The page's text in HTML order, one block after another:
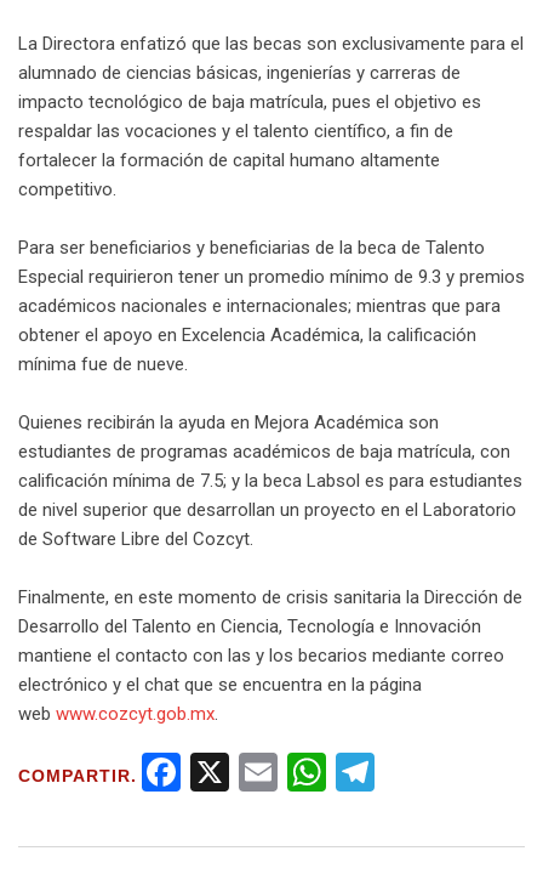
La Directora enfatizó que las becas son exclusivamente para el
alumnado de ciencias básicas, ingenierías y carreras de
impacto tecnológico de baja matrícula, pues el objetivo es
respaldar las vocaciones y el talento científico, a fin de
fortalecer la formación de capital humano altamente
competitivo.
Para ser beneficiarios y beneficiarias de la beca de Talento
Especial requirieron tener un promedio mínimo de 9.3 y premios
académicos nacionales e internacionales; mientras que para
obtener el apoyo en Excelencia Académica, la calificación
mínima fue de nueve.
Quienes recibirán la ayuda en Mejora Académica son
estudiantes de programas académicos de baja matrícula, con
calificación mínima de 7.5; y la beca Labsol es para estudiantes
de nivel superior que desarrollan un proyecto en el Laboratorio
de Software Libre del Cozcyt.
Finalmente, en este momento de crisis sanitaria la Dirección de
Desarrollo del Talento en Ciencia, Tecnología e Innovación
mantiene el contacto con las y los becarios mediante correo
electrónico y el chat que se encuentra en la página
web www.cozcyt.gob.mx.
COMPARTIR.
F
ce
X
E
ail
W
at e